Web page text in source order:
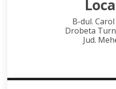
B-dul.
Drobeta
Jud.